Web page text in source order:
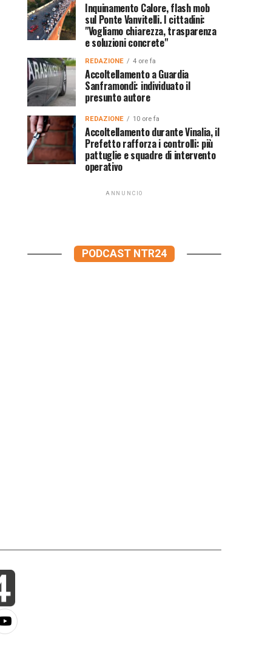
Inquinamento Calore, flash mob
sul Ponte Vanvitelli. I cittadini:
"Vogliamo chiarezza, trasparenza
e soluzioni concrete"
REDAZIONE 4 ore fa
Accoltellamento a Guardia
Sanframondi: individuato il
presunto autore
REDAZIONE 10 ore fa
Accoltellamento durante Vinalia, il
Prefetto rafforza i controlli: più
pattuglie e squadre di intervento
operativo
ANNUNCIO
PODCAST NTR24